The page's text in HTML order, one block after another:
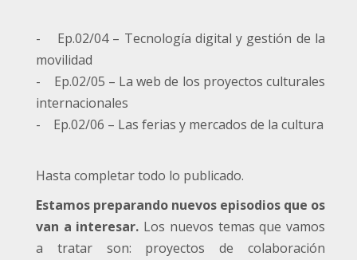
- Ep.02/04 – Tecnología digital y gestión de la
movilidad
- Ep.02/05 – La web de los proyectos culturales
internacionales
- Ep.02/06 – Las ferias y mercados de la cultura
Hasta completar todo lo publicado.
Estamos preparando nuevos episodios que os
van a interesar. Los nuevos temas que vamos
a tratar son: proyectos de colaboración